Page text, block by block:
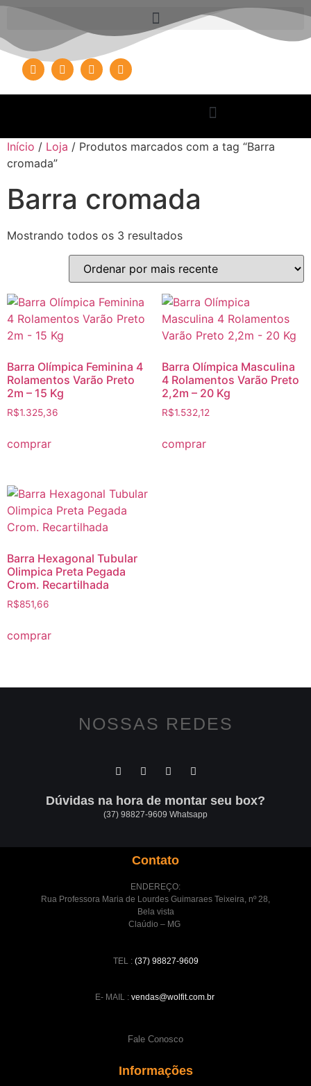
Início / Loja / Produtos marcados com a tag “Barra
cromada”
Barra cromada
Mostrando todos os 3 resultados
Barra Olímpica Feminina 4
Rolamentos Varão Preto
2m – 15 Kg
R$1.325,36
comprar
Barra Olímpica Masculina
4 Rolamentos Varão Preto
2,2m – 20 Kg
R$1.532,12
comprar
Barra Hexagonal Tubular
Olimpica Preta Pegada
Crom. Recartilhada
R$851,66
comprar
NOSSAS REDES
Dúvidas na hora de montar seu box?
(37) 98827-9609 Whatsapp
Contato
ENDEREÇO:
Rua Professora Maria de Lourdes Guimaraes Teixeira, nº 28,
Bela vista
Claúdio – MG
TEL : (37) 98827-9609
E- MAIL : vendas@wolfit.com.br
Fale Conosco
Informações